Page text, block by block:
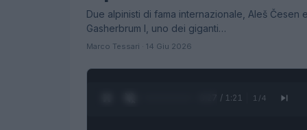
Due alpinisti di fama internazionale, Aleš
Gasherbrum I, uno dei giganti…
Marco Tessari · 14 Giu 2026
0:28 / 1:21 1 /4